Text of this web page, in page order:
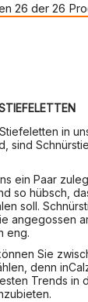
26 der 26
in
sind
ein Paar
so hübsch,
soll.
angegossen
eng.
Sie
denn in
Trends in